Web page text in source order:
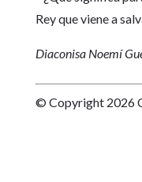
Rey que viene a
Diaconisa Noemí
© Copyright 2026